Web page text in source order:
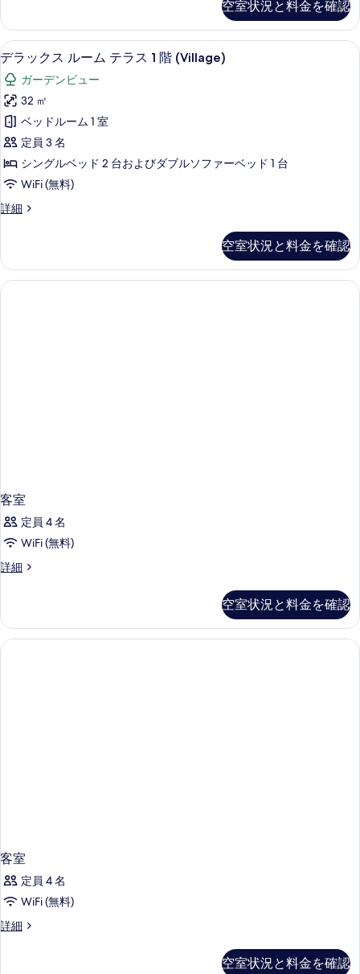
す
べ
て
の
写
真
を
表
す
詳
細
ン
ル
ー
ム
(Maris
High
Floor)
の
す
べ
て
写
真
た
は
ツ
ン
ル
ー
ム
(Maris
High
Floor)
の
細
空室状況と料金を確認
デ
ラ
ッ
ク
ス
ル
ー
ム
テ
ス
表
示
す
る
デラックス ルーム テラス 1 階
5
デラックス ルーム テラス 1 階 (Village)
ガーデンビュー
32 ㎡
ベッドルーム 1 室
定員 3 名
シングルベッド 2 台およびダブルソファーベッド 1 台
WiFi (無料)
詳細
デ
ス
ル
ー
空室状況と料金を確認
客室
定員 4 名
WiFi (無料)
詳細
客
細
空室状況と料金を確認
客室
定員 4 名
WiFi (無料)
詳細
客
空室状況と料金を確認